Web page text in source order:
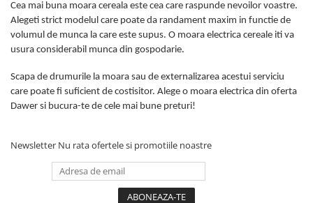
Cea mai buna moara cereala este cea care raspunde nevoilor voastre.
Alegeti strict modelul care poate da randament maxim in functie de
volumul de munca la care este supus. O moara electrica cereale iti va
usura considerabil munca din gospodarie.
Scapa de drumurile la moara sau de externalizarea acestui serviciu
care poate fi suficient de costisitor. Alege o moara electrica din oferta
Dawer si bucura-te de cele mai bune preturi!
Newsletter Nu rata ofertele si promotiile noastre